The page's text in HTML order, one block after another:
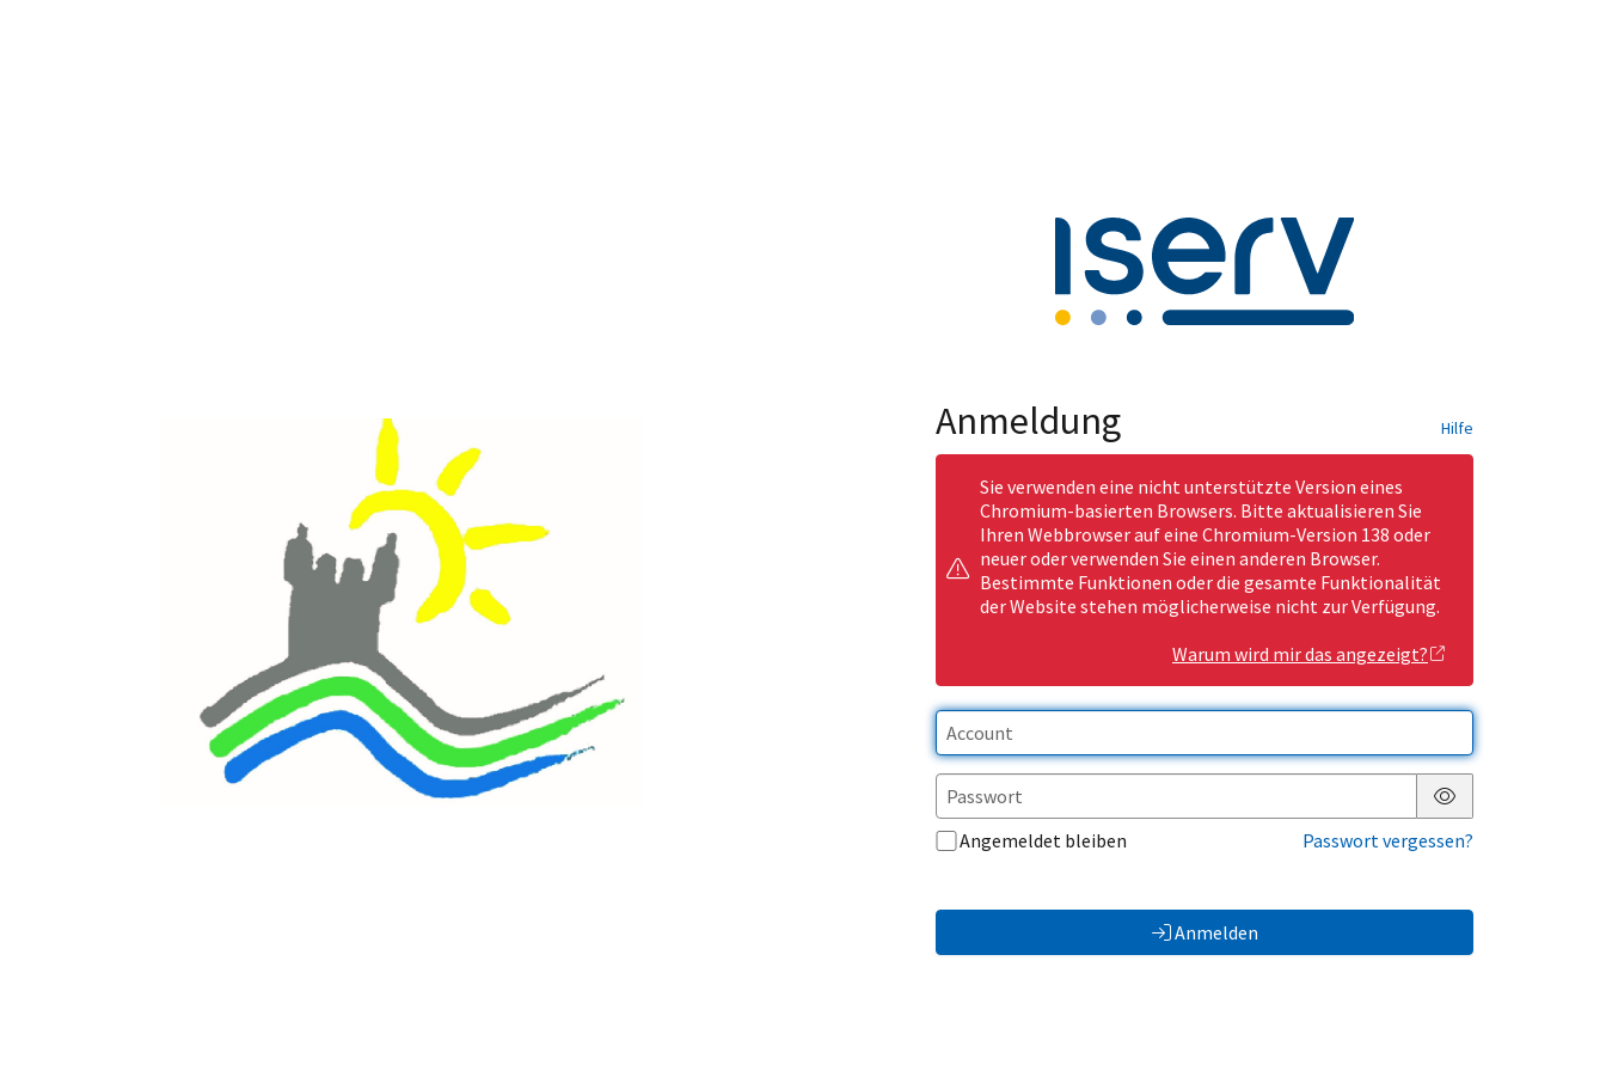
Anmeldung Hilfe
Sie verwenden eine nicht unterstützte Version eines
Chromium-basierten Browsers. Bitte aktualisieren Sie
Ihren Webbrowser auf eine Chromium-Version 138 oder
neuer oder verwenden Sie einen anderen Browser.
Bestimmte Funktionen oder die gesamte Funktionalität
der Website stehen möglicherweise nicht zur Verfügung.
Warum wird mir das angezeigt?
Passwort anzeigen
Angemeldet bleiben
Passwort vergessen?
Anmelden